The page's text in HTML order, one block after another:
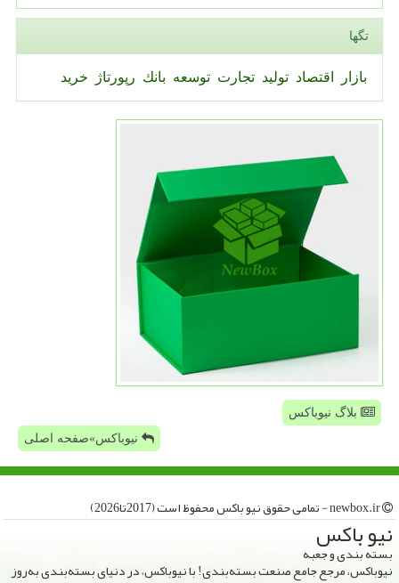
تگها
بازار اقتصاد تولید تجارت توسعه بانك رپورتاژ خرید
بلاگ نیوباکس
نیوباکس»صفحه اصلی
نیو باكس
بسته بندی و جعبه
نیوباکس، مرجع جامع صنعت بسته‌بندی! با نیوباکس، در دنیای بسته‌بندی به‌روز